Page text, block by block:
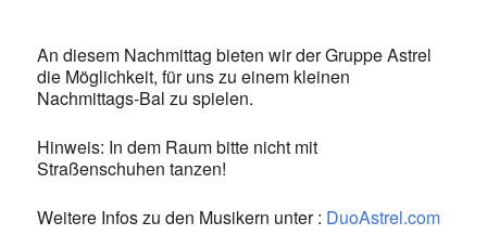
An diesem Nachmittag bieten wir der Gruppe Astrel
die Möglichkeit, für uns zu einem kleinen
Nachmittags-Bal zu spielen.
Hinweis: In dem Raum bitte nicht mit
Straßenschuhen tanzen!
Weitere Infos zu den Musikern unter : DuoAstrel.com